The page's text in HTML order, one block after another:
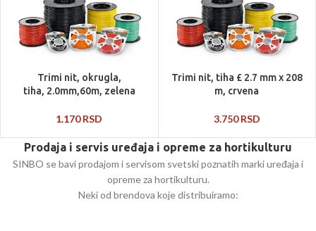
Trimi nit, okrugla,
tiha, 2.0mm,60m, zelena
1.170RSD
Trimi nit, tiha £ 2.7 mm x 208
m, crvena
3.750RSD
Prodaja i servis uređaja i opreme za hortikulturu
SINBO se bavi prodajom i servisom svetski poznatih marki uređaja i
opreme za hortikulturu.
Neki od brendova koje distribuiramo: